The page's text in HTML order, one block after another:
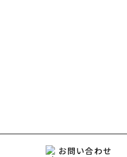
お問い合わせ